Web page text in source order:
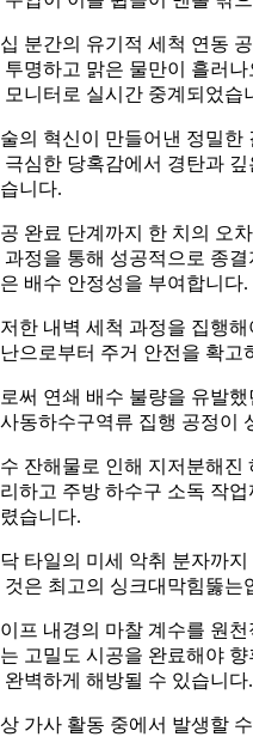
분간의 유기적 세척 연동
투명하고 맑은 물만이 흘러
모니터로 실시간 중계되었습
의 혁신이 만들어낸 정밀한
극심한 당혹감에서 경탄과
니다.
완료 단계까지 한 치의 오
과정을 통해 성공적으로 종
배수 안정성을 부여합니다.
한 내벽 세척 과정을 집행
으로부터 주거 안전을 확고
써 연쇄 배수 불량을 유발
동하수구역류 집행 공정이
잔해물로 인해 지저분해진
하고 주방 하수구 소독 작
습니다.
타일의 미세 악취 분자까
것은 최고의 싱크대막힘뚫는
프 내경의 마찰 계수를 원
고밀도 시공을 완료해야
완벽하게 해방될 수 있습니다.
가사 활동 중에서 발생할